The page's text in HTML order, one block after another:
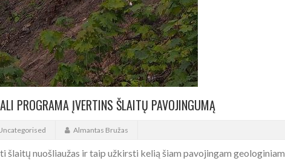
PROGRAMA ĮVERTINS ŠLAITŲ PAVOJINGUMĄ
Almantas Bružas
šlaitų nuošliaužas ir taip užkirsti kelią šiam pavojingam geologiniam